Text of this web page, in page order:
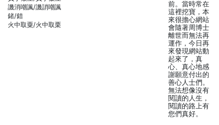
譏消嘲諷/譏誚嘲諷
鍺/錯
火中取粟/火中取栗
前。當時常在
這裡挖寶，本
來很擔心網站
會隨著周博士
離世而無法再
運作，今日再
來發現網站動
起來了，真
心、真心地感
謝願意付出的
善心人士們。
無法想像沒有
閱讀的人生，
閱讀的路上有
您們真好。